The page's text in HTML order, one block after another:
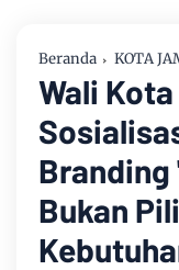
Beranda KOTA
Wali
Branding
Bukan